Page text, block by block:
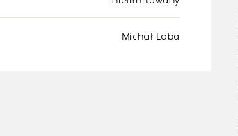
Michał Loba